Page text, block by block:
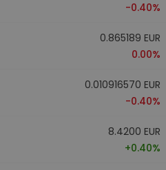
-0.40%
0.865189 EUR
0.00%
0.010916570 EUR
-0.40%
8.4200 EUR
+0.40%